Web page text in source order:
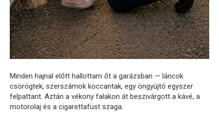
Minden hajnal előtt hallottam őt a garázsban — láncok
csörögtek, szerszámok koccantak, egy öngyújtó egyszer
felpattant. Aztán a vékony falakon át beszivárgott a kávé, a
motorolaj és a cigarettafüst szaga.